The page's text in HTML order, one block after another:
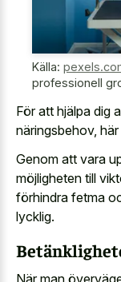
Källa:
professionell
För att hjälpa dig
näringsbehov,
Genom att vara
möjligheten till
förhindra fetma
lycklig.